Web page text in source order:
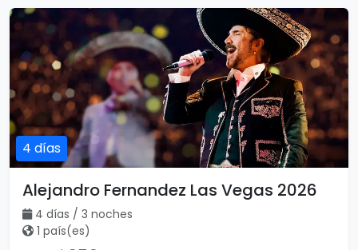
4 días
Alejandro Fernandez Las Vegas 2026
4 días / 3 noches
1 país(es)